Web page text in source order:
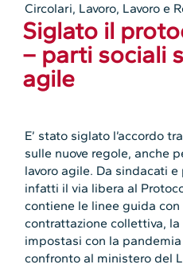
Circolari, Lavoro, Lavoro e
Siglato il
– parti sociali
agile
E’ stato siglato l’accordo
sulle nuove regole, anche
lavoro agile. Da sindacati
infatti il via libera al
contiene le linee guida
contrattazione collettiva,
impostasi con la
confronto al ministero del